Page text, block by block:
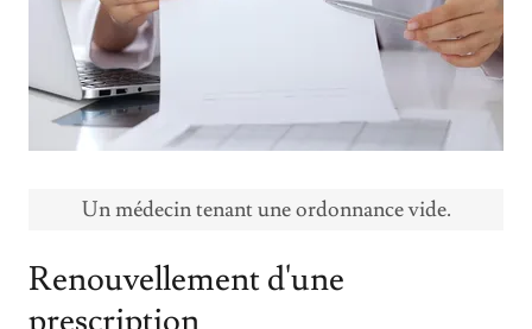
Renouvellement d'une
Un médecin tenant une ordonnance vide.